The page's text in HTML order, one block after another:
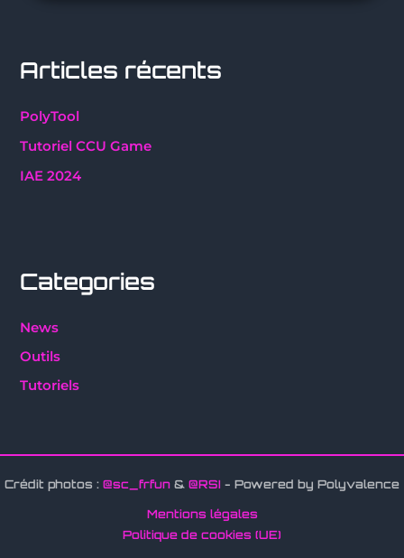
Articles récents
PolyTool
Tutoriel CCU Game
IAE 2024
Categories
News
Outils
Tutoriels
Crédit photos : @sc_frfun & @RSI - Powered by Polyvalence
Mentions légales
Politique de cookies (UE)